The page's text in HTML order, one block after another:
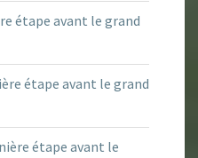
étape avant le grand
étape avant le grand
étape avant le